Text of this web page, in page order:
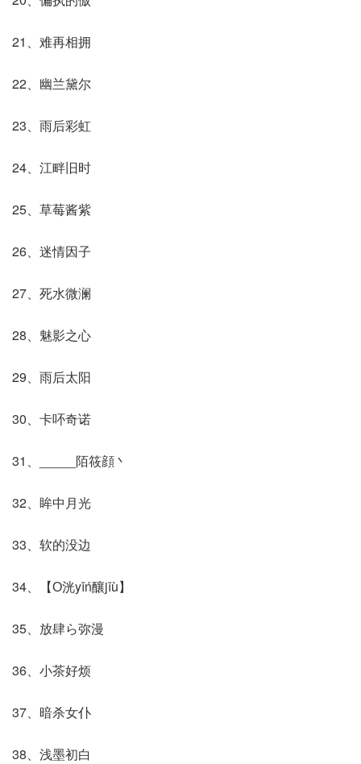
21、难再相拥
22、幽兰黛尔
23、雨后彩虹
24、江畔旧时
25、草莓酱紫
26、迷情因子
27、死水微澜
28、魅影之心
29、雨后太阳
30、卡吥奇诺
31、_____陌筱顔丶
32、眸中月光
33、软的没边
34、【О洸yǐń釀jǐù】
35、放肆ら弥漫
36、小茶好烦
37、暗杀女仆
38、浅墨初白